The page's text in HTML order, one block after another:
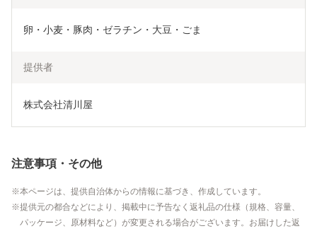
卵・小麦・豚肉・ゼラチン・大豆・ごま
提供者
株式会社清川屋
注意事項・その他
本ページは、提供自治体からの情報に基づき、作成しています。
提供元の都合などにより、掲載中に予告なく返礼品の仕様（規格、容量、
パッケージ、原材料など）が変更される場合がございます。お届けした返